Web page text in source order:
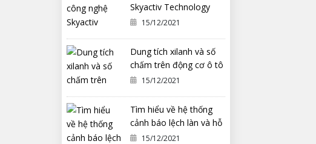
Skyactiv Technology
trên xe Mazda
15/12/2021
Dung tích xilanh và số
chấm trên động cơ ô tô
có ý nghĩa gì?
15/12/2021
Tìm hiểu về hệ thống
cảnh báo lệch làn và hỗ
trợ duy trì làn đường
15/12/2021